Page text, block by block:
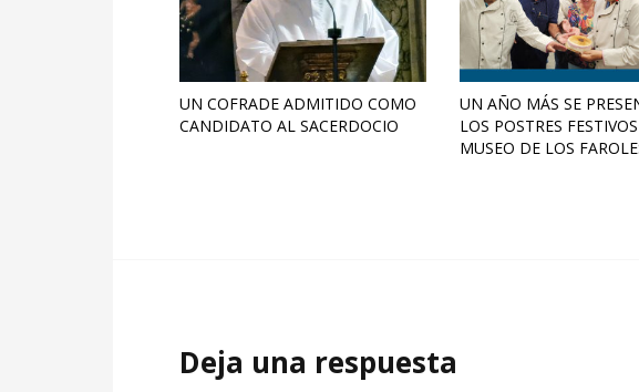
UN COFRADE ADMITIDO COMO
CANDIDATO AL SACERDOCIO
UN AÑO MÁS SE
LOS POSTRES
MUSEO DE LOS
Deja una respuesta